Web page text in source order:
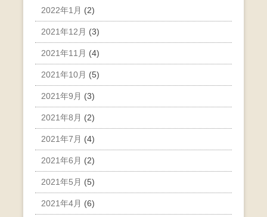
2022年1月 (2)
2021年12月 (3)
2021年11月 (4)
2021年10月 (5)
2021年9月 (3)
2021年8月 (2)
2021年7月 (4)
2021年6月 (2)
2021年5月 (5)
2021年4月 (6)